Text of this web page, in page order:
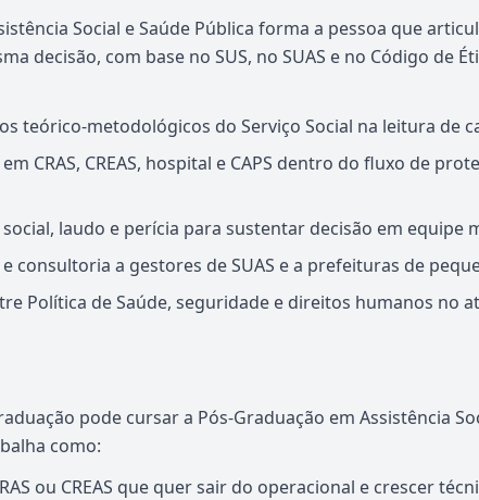
Social e Saúde Pública forma a pessoa que
decisão, com base no SUS, no SUAS e no Código de
teórico-metodológicos do Serviço Social na leitura de
CRAS, CREAS, hospital e CAPS dentro do fluxo de
laudo e perícia para sustentar decisão em equipe
consultoria a gestores de SUAS e a prefeituras de
Política de Saúde, seguridade e direitos humanos no
pode cursar a Pós-Graduação em Assistência
como:
ou CREAS que quer sair do operacional e crescer